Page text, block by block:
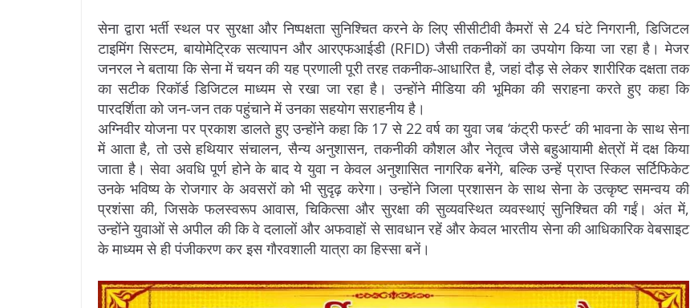
सेना द्वारा भर्ती स्थल पर सुरक्षा और निष्पक्षता सुनिश्चित करने के लिए सीसीटीवी कैमरों से 24 घंटे निगरानी, डिजिटल
टाइमिंग सिस्टम, बायोमेट्रिक सत्यापन और आरएफआईडी (RFID) जैसी तकनीकों का उपयोग किया जा रहा है। मेजर
जनरल ने बताया कि सेना में चयन की यह प्रणाली पूरी तरह तकनीक-आधारित है, जहां दौड़ से लेकर शारीरिक दक्षता तक
का सटीक रिकॉर्ड डिजिटल माध्यम से रखा जा रहा है। उन्होंने मीडिया की भूमिका की सराहना करते हुए कहा कि
पारदर्शिता को जन-जन तक पहुंचाने में उनका सहयोग सराहनीय है।
अग्निवीर योजना पर प्रकाश डालते हुए उन्होंने कहा कि 17 से 22 वर्ष का युवा जब ‘कंट्री फर्स्ट’ की भावना के साथ सेना
में आता है, तो उसे हथियार संचालन, सैन्य अनुशासन, तकनीकी कौशल और नेतृत्व जैसे बहुआयामी क्षेत्रों में दक्ष किया
जाता है। सेवा अवधि पूर्ण होने के बाद ये युवा न केवल अनुशासित नागरिक बनेंगे, बल्कि उन्हें प्राप्त स्किल सर्टिफिकेट
उनके भविष्य के रोजगार के अवसरों को भी सुदृढ़ करेगा। उन्होंने जिला प्रशासन के साथ सेना के उत्कृष्ट समन्वय की
प्रशंसा की, जिसके फलस्वरूप आवास, चिकित्सा और सुरक्षा की सुव्यवस्थित व्यवस्थाएं सुनिश्चित की गईं। अंत में,
उन्होंने युवाओं से अपील की कि वे दलालों और अफवाहों से सावधान रहें और केवल भारतीय सेना की आधिकारिक वेबसाइट
के माध्यम से ही पंजीकरण कर इस गौरवशाली यात्रा का हिस्सा बनें।